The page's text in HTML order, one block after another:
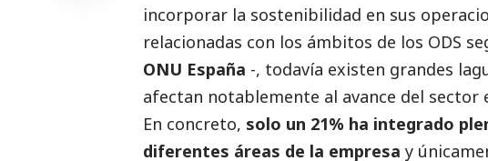
incorporar la sostenibilidad en sus
relacionadas con los ámbitos de los ODS
ONU España -, todavía existen grandes
afectan notablemente al avance del
En concreto, solo un 21% ha integrado
diferentes áreas de la empresa y